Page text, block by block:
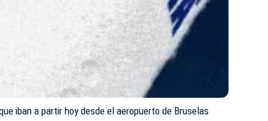
iban a partir hoy desde el aeropuerto de Bruselas